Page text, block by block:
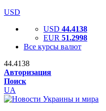
USD
USD 44.4138
EUR 51.2998
Все курсы валют
44.4138
Авторизация
Поиск
UA